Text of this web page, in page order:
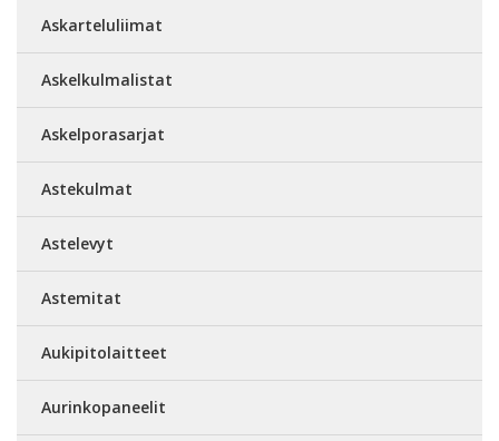
Askarteluliimat
Askelkulmalistat
Askelporasarjat
Astekulmat
Astelevyt
Astemitat
Aukipitolaitteet
Aurinkopaneelit